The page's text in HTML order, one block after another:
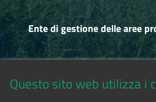
Réserve de Chianocco est
espaces protégés.
Calendrier 1997
Le calendrier 1997 est dédié aux
d'Orsiera Rocciavré et de la
Chianocco.
Ente di gestione delle aree
Via Fransuà Fontan, 1 -
Questo sito web utilizza i